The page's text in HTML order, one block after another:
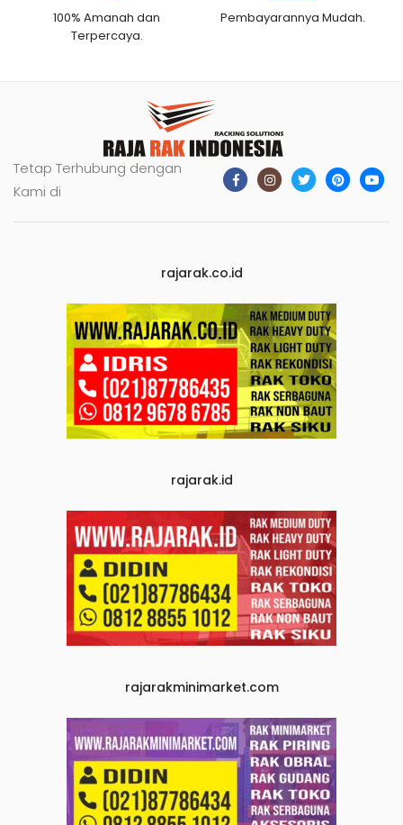
100% Amanah dan
Terpercaya.
Pembayarannya Mudah.
Tetap Terhubung dengan
Kami di
rajarak.co.id
rajarak.id
rajarakminimarket.com